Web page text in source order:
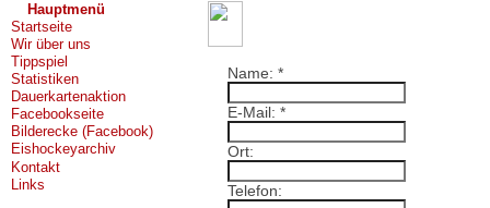
Hauptmenü
Startseite
Wir über uns
Tippspiel
Statistiken
Dauerkartenaktion
Facebookseite
Bilderecke (Facebook)
Eishockeyarchiv
Kontakt
Links
Name: *
E-Mail: *
Ort:
Telefon: